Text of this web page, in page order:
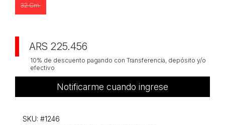
32 Cm.
ARS 225.456
10% de descuento pagando con Transferencia, depósito y/o
efectivo
Notificarme cuando ingrese
SKU: #1246